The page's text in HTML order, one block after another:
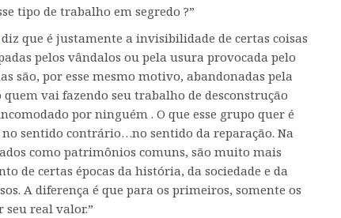
tipo de trabalho em segredo ?”
que é justamente a invisibilidade de certas coisas
pelos vândalos ou pela usura provocada pelo
são, por esse mesmo motivo, abandonadas pela
vai fazendo seu trabalho de desconstrução
por ninguém . O que esse grupo quer é
no sentido contrário…no sentido da reparação. Na
como patrimônios comuns, são muito mais
de certas épocas da história, da sociedade e da
A diferença é que para os primeiros, somente os
real valor.”